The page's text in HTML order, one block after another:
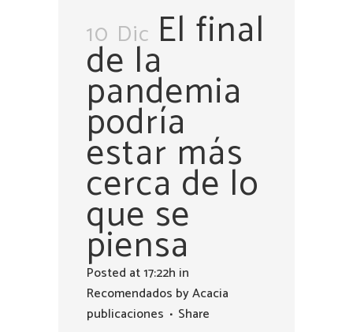
10 Dic El final
de la
pandemia
podría
estar más
cerca de lo
que se
piensa
Posted at 17:22h in
Recomendados byAcacia
publicaciones
Share